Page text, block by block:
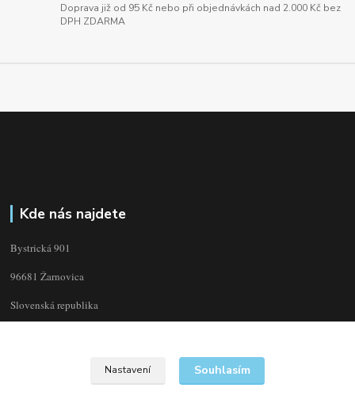
Doprava již od 95 Kč nebo při objednávkách nad 2.000 Kč bez
DPH ZDARMA
Kde nás najdete
Bystrická 901
96681 Žarnovica
Slovenská republika
Nastavení Souhlasím